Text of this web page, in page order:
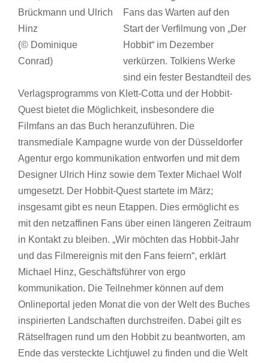
Brückmann und Ulrich
Hinz
(© Dominique
Conrad)
Fans das Warten auf den
Start der Verfilmung von „Der
Hobbit“ im Dezember
verkürzen. Tolkiens Werke
sind ein fester Bestandteil des
Verlagsprogramms von Klett-Cotta und der Hobbit-
Quest bietet die Möglichkeit, insbesondere die
Filmfans an das Buch heranzuführen. Die
transmediale Kampagne wurde von der Düsseldorfer
Agentur ergo kommunikation entworfen und mit dem
Designer Ulrich Hinz sowie dem Texter Michael Wolf
umgesetzt. Der Hobbit-Quest startete im März;
insgesamt gibt es neun Etappen. Dies ermöglicht es
mit den netzaffinen Fans über einen längeren Zeitraum
in Kontakt zu bleiben. „Wir möchten das Hobbit-Jahr
und das Filmereignis mit den Fans feiern“, erklärt
Michael Hinz, Geschäftsführer von ergo
kommunikation. Die Teilnehmer können auf dem
Onlineportal jeden Monat die von der Welt des Buches
inspirierten Landschaften durchstreifen. Dabei gilt es
Rätselfragen rund um den Hobbit zu beantworten, am
Ende das versteckte Lichtjuwel zu finden und die Welt